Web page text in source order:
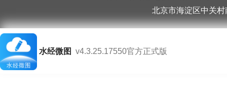
北京市海淀区中关
水经微图 v4.3.25.17550官方正式版